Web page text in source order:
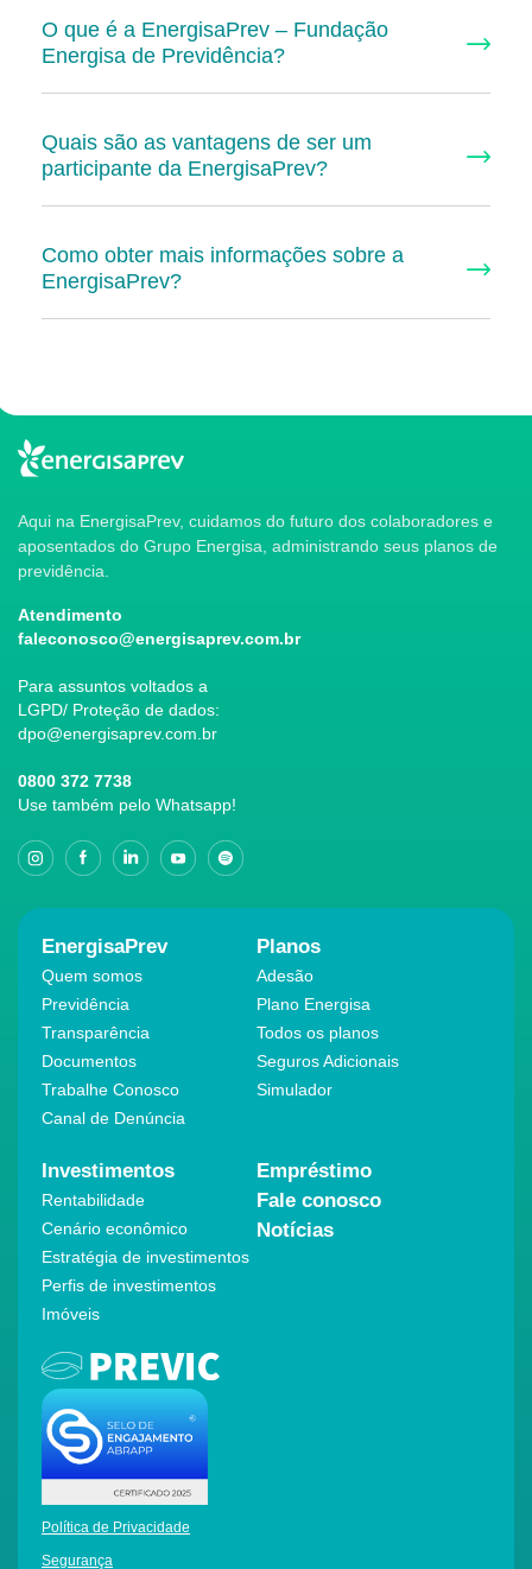
O que é a EnergisaPrev – Fundação
Energisa de Previdência?
Quais são as vantagens de ser um
participante da EnergisaPrev?
Como obter mais informações sobre a
EnergisaPrev?
Aqui na EnergisaPrev, cuidamos do futuro dos colaboradores e
aposentados do Grupo Energisa, administrando seus planos de
previdência.
Atendimento
faleconosco@energisaprev.com.br
Para assuntos voltados a
LGPD/ Proteção de dados:
dpo@energisaprev.com.br
0800 372 7738
Use também pelo Whatsapp!
EnergisaPrev
Quem somos
Previdência
Transparência
Documentos
Trabalhe Conosco
Canal de Denúncia
Planos
Adesão
Plano Energisa
Todos os planos
Seguros Adicionais
Simulador
Investimentos
Rentabilidade
Cenário econômico
Estratégia de investimentos
Perfis de investimentos
Imóveis
Empréstimo
Fale conosco
Notícias
Política de Privacidade
Segurança